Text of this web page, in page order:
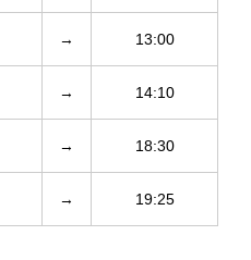
→ 13:00
→ 14:10
→ 18:30
→ 19:25